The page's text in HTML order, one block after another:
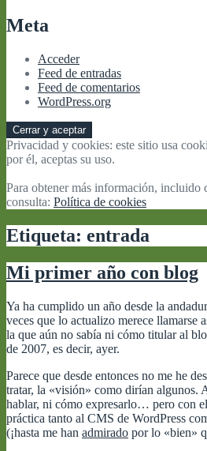
Meta
Acceder
Feed de entradas
Feed de comentarios
WordPress.org
Privacidad y cookies: este sitio usa
por él, aceptas su uso.
Para obtener más información, incluido
consulta: Política de cookies
Etiqueta: entrada
Mi primer año con blog
Ya ha cumplido un año desde la
veces que lo actualizo merece llamarse
la que aún no sabía ni cómo titular al
de 2007, es decir, ayer.
Parece que desde entonces no me he
tratar, la «visión» como dirían algunos.
hablar, ni cómo expresarlo… pero con
práctica tanto al CMS de WordPress
(¡hasta me han admirado por lo «bien»